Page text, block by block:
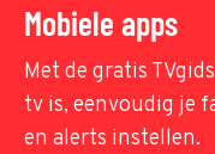
Mobiele apps
Met de gratis
tv is, eenvoudig je
en alerts instellen.